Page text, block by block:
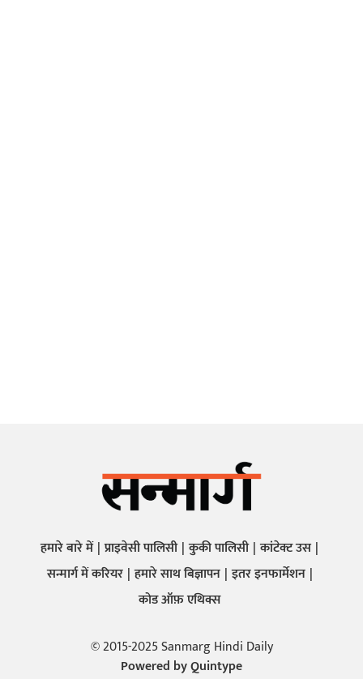
हमारे बारे में प्राइवेसी पालिसी कुकी पालिसी कांटेक्ट उस
सन्मार्ग में करियर हमारे साथ बिज्ञापन इतर इनफार्मेशन
कोड ऑफ़ एथिक्स
© 2015-2025 Sanmarg Hindi Daily
Powered byQuintype